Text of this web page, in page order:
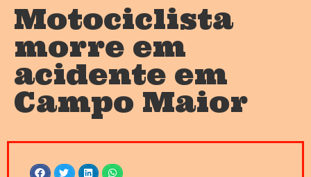
Motociclista
morre em
acidente em
Campo Maior